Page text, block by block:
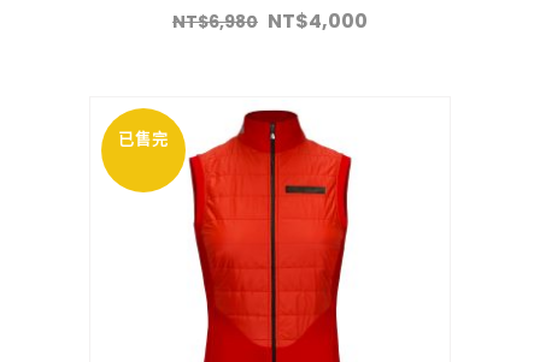
NT$6,980 NT$4,000
促銷
已售完